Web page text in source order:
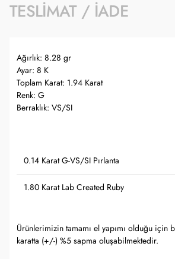
TESLIMAT / İADE
Ağırlık: 8.28 gr
Ayar: 8 K
Toplam Karat: 1.94 Karat
Renk: G
Berraklık: VS/SI
0.14 Karat G-VS/SI Pırlanta
1.80 Karat Lab Created Ruby
Ürünlerimizin tamamı el yapımı olduğu için
karatta (+/-) %5 sapma oluşabilmektedir.